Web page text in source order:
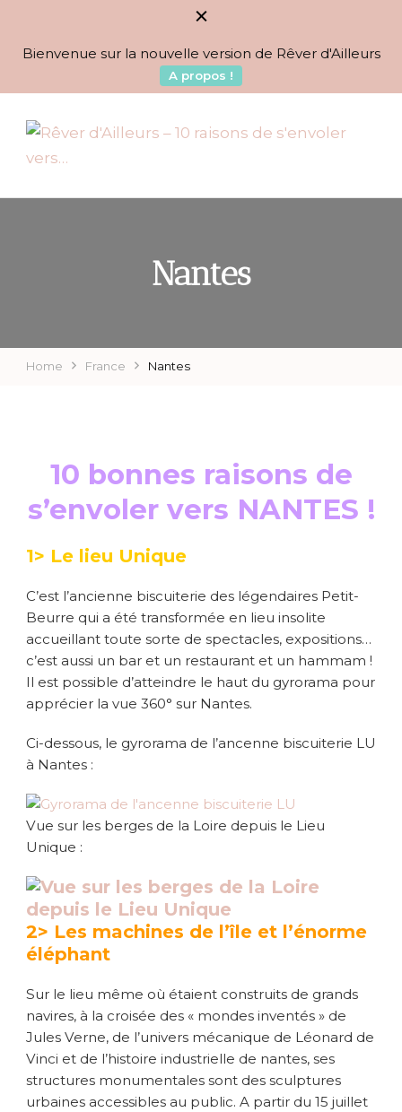
Bienvenue sur la nouvelle version de Rêver d'Ailleurs
A propos !
Rêver d'Ailleurs – 10
BLOG VOYAGES DEPUIS 2010
Nantes
Home France Nantes
10 bonnes raisons de
s’envoler vers NANTES !
1> Le lieu Unique
C’est l’ancienne biscuiterie des légendaires Petit-
Beurre qui a été transformée en lieu insolite
accueillant toute sorte de spectacles, expositions…
c’est aussi un bar et un restaurant et un hammam !
Il est possible d’atteindre le haut du gyrorama pour
apprécier la vue 360° sur Nantes.
Ci-dessous, le gyrorama de l’ancenne biscuiterie LU
à Nantes :
Vue sur les berges de la Loire depuis le Lieu
Unique :
2> Les machines de l’île et l’énorme
éléphant
Sur le lieu même où étaient construits de grands
navires, à la croisée des « mondes inventés » de
Jules Verne, de l’univers mécanique de Léonard de
Vinci et de l’histoire industrielle de nantes, ses
structures monumentales sont des sculptures
urbaines accessibles au public. A partir du 15 juillet